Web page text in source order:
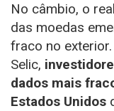
No câmbio, o
das moedas
fraco no
Selic,
dados mais
Estados Unidos